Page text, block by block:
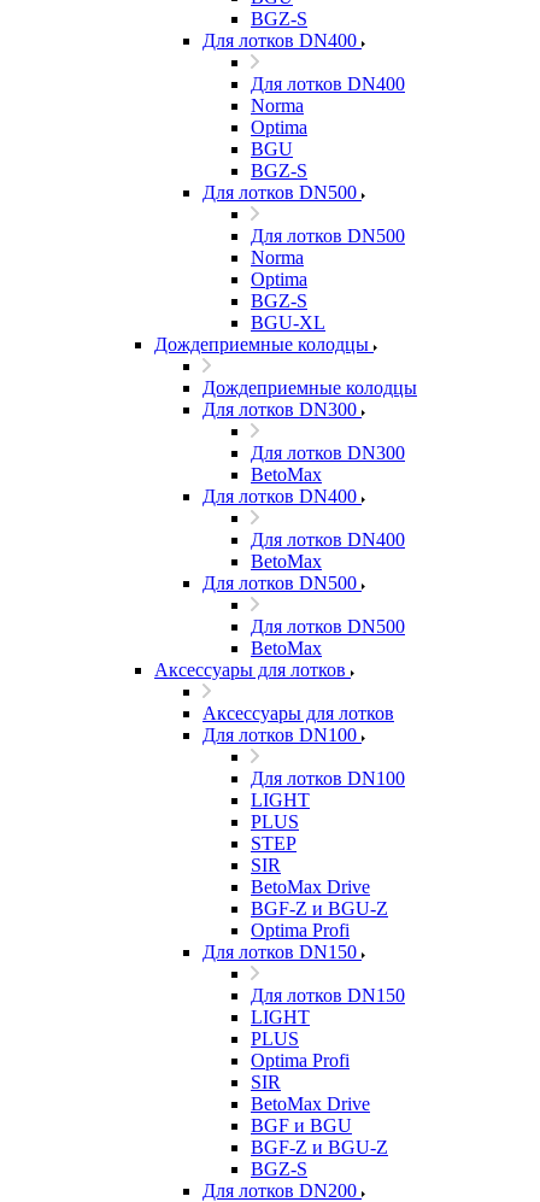
BGZ-S
Для лотков DN400
Для лотков DN400
Norma
Optima
BGU
BGZ-S
Для лотков DN500
Для лотков DN500
Norma
Optima
BGZ-S
BGU-XL
Дождеприемные колодцы
Дождеприемные колодцы
Для лотков DN300
Для лотков DN300
BetoMax
Для лотков DN400
Для лотков DN400
BetoMax
Для лотков DN500
Для лотков DN500
BetoMax
Аксессуары для лотков
Аксессуары для лотков
Для лотков DN100
Для лотков DN100
LIGHT
PLUS
STEP
SIR
BetoMax Drive
BGF-Z и BGU-Z
Optima Profi
Для лотков DN150
Для лотков DN150
LIGHT
PLUS
Optima Profi
SIR
BetoMax Drive
BGF и BGU
BGF-Z и BGU-Z
BGZ-S
Для лотков DN200